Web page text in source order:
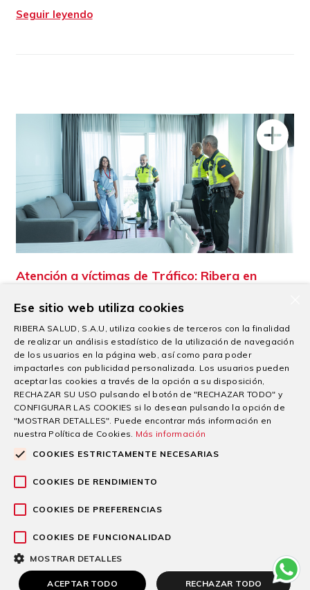
Seguir leyendo
Atención a víctimas de Tráfico: Ribera en
facilitar la mejor atención
29/07/2026
El grupo sanitario Ribera acompaña cada año a miles de
pacientes desde su llegada
Seguir leyendo
Ese sitio web utiliza cookies
RIBERA SALUD, S.A.U, utiliza cookies de terceros con la finalidad
de realizar un análisis estadístico de la utilización de navegación
de los usuarios en la página web, así como para poder
impactarles con publicidad personalizada. Los usuarios pueden
aceptar las cookies a través de la opción a su disposición,
RECHAZAR SU USO pulsando el botón de "RECHAZAR TODO" y
CONFIGURAR LAS COOKIES si lo desean pulsando la opción de
"MOSTRAR DETALLES". Puede encontrar más información en
nuestra Política de Cookies. Más información
COOKIES ESTRICTAMENTE NECESARIAS
COOKIES DE RENDIMIENTO
COOKIES DE PREFERENCIAS
COOKIES DE FUNCIONALIDAD
MOSTRAR DETALLES
ACEPTAR TODO RECHAZAR TODO